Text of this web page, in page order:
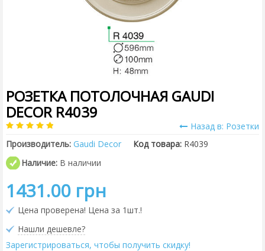
РОЗЕТКА ПОТОЛОЧНАЯ GAUDI
DECOR R4039
Назад в: Розетки
Производитель: Gaudi Decor Код товара: R4039
Наличие: В наличии
1431.00 грн
Цена проверена! Цена за 1шт.!
Нашли дешевле?
Зарегистрироваться, чтобы получить скидку!